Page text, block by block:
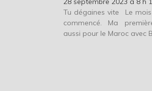
Tu dégaines vite
Le
commencé. Ma
aussi pour le Maroc avec